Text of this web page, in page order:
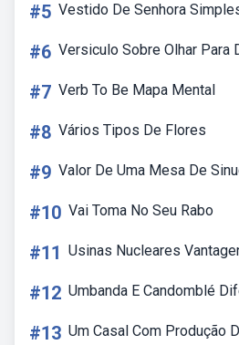
#5 Vestido De Senhora
#6 Versiculo Sobre Olhar Para
#7 Verb To Be Mapa Mental
#8 Vários Tipos De Flores
#9 Valor De Uma Mesa De
#10 Vai Toma No Seu Rabo
#11 Usinas Nucleares
#12 Umbanda E Candomblé
#13 Um Casal Com Produção